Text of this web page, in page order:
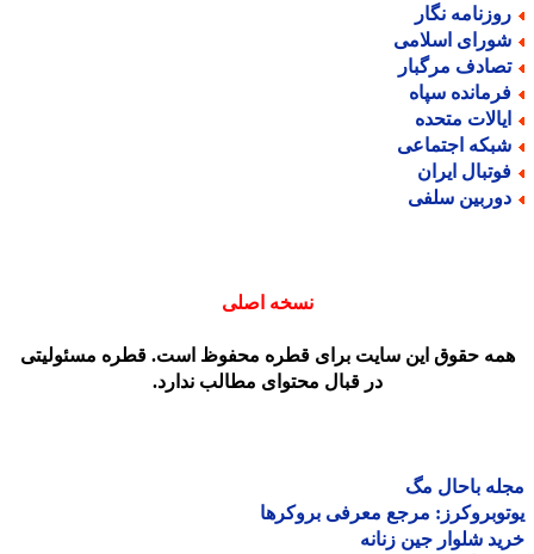
نگار
اسلامی
مرگبار
سپاه
متحده
اجتماعی
ایران
سلفی
نسخه اصلی
حقوق این سایت برای قطره محفوظ است. قطره مسئولیتی
در قبال محتوای مطالب ندارد.
باحال مگ
مرجع معرفی بروکرها
شلوار جین زنانه